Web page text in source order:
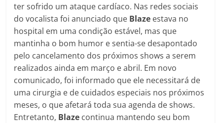
ter sofrido um ataque cardíaco. Nas redes sociais
do vocalista foi anunciado que Blaze estava no
hospital em uma condição estável, mas que
mantinha o bom humor e sentia-se desapontado
pelo cancelamento dos próximos shows a serem
realizados ainda em março e abril. Em novo
comunicado, foi informado que ele necessitará de
uma cirurgia e de cuidados especiais nos próximos
meses, o que afetará toda sua agenda de shows.
Entretanto, Blaze continua mantendo seu bom